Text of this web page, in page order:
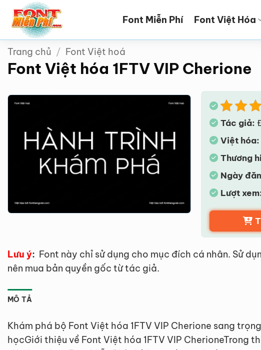
qua
dung
Font Miễn Phí Font Việt Hóa
Trang chủ / Font Việt hoá
Font Việt hóa 1FTV VIP Cherione
Tác giả:
Việt hóa:
Thương
Ngày
Lượt
Lưu ý: Font này chỉ sử dụng cho mục đích cá nhân. Sử
nên mua bản quyền gốc từ tác giả.
MÔ TẢ
Khám phá bộ Font Việt hóa 1FTV VIP Cherione sang
họcGiới thiệu về Font Việt hóa 1FTV VIP CherioneTrong